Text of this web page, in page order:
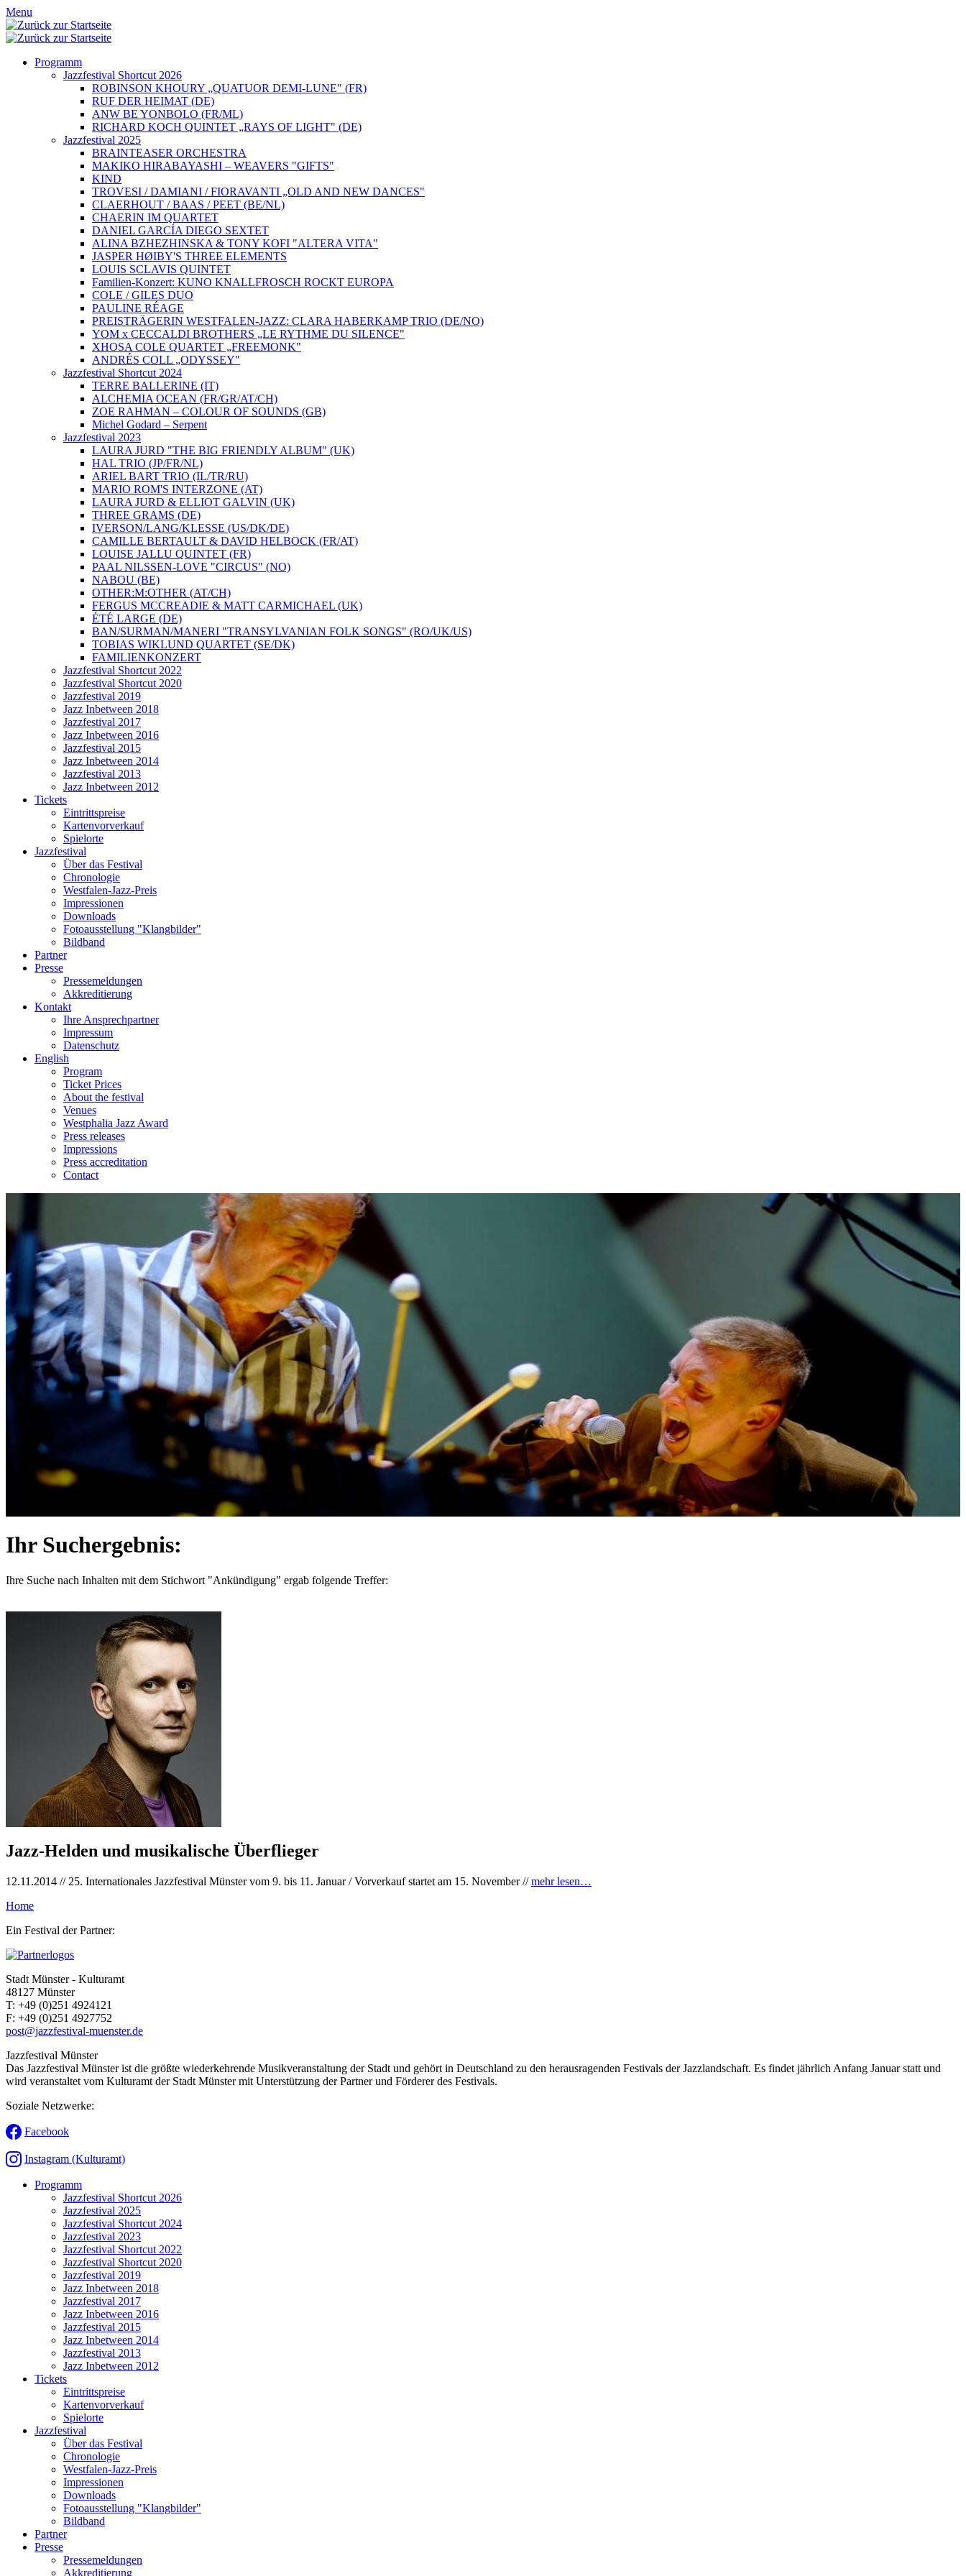
Menu
Programm
Jazzfestival Shortcut 2026
ROBINSON KHOURY „QUATUOR DEMI-LUNE" (FR)
RUF DER HEIMAT (DE)
ANW BE YONBOLO (FR/ML)
RICHARD KOCH QUINTET „RAYS OF LIGHT" (DE)
Jazzfestival 2025
BRAINTEASER ORCHESTRA
MAKIKO HIRABAYASHI – WEAVERS "GIFTS"
KIND
TROVESI / DAMIANI / FIORAVANTI „OLD AND NEW DANCES"
CLAERHOUT / BAAS / PEET (BE/NL)
CHAERIN IM QUARTET
DANIEL GARCÍA DIEGO SEXTET
ALINA BZHEZHINSKA & TONY KOFI "ALTERA VITA"
JASPER HØIBY'S THREE ELEMENTS
LOUIS SCLAVIS QUINTET
Familien-Konzert: KUNO KNALLFROSCH ROCKT EUROPA
COLE / GILES DUO
PAULINE RÉAGE
PREISTRÄGERIN WESTFALEN-JAZZ: CLARA HABERKAMP TRIO (DE/NO)
YOM x CECCALDI BROTHERS „LE RYTHME DU SILENCE"
XHOSA COLE QUARTET „FREEMONK"
ANDRÉS COLL „ODYSSEY"
Jazzfestival Shortcut 2024
TERRE BALLERINE (IT)
ALCHEMIA OCEAN (FR/GR/AT/CH)
ZOE RAHMAN – COLOUR OF SOUNDS (GB)
Michel Godard – Serpent
Jazzfestival 2023
LAURA JURD "THE BIG FRIENDLY ALBUM" (UK)
HAL TRIO (JP/FR/NL)
ARIEL BART TRIO (IL/TR/RU)
MARIO ROM'S INTERZONE (AT)
LAURA JURD & ELLIOT GALVIN (UK)
THREE GRAMS (DE)
IVERSON/LANG/KLESSE (US/DK/DE)
CAMILLE BERTAULT & DAVID HELBOCK (FR/AT)
LOUISE JALLU QUINTET (FR)
PAAL NILSSEN-LOVE "CIRCUS" (NO)
NABOU (BE)
OTHER:M:OTHER (AT/CH)
FERGUS MCCREADIE & MATT CARMICHAEL (UK)
ÉTÉ LARGE (DE)
BAN/SURMAN/MANERI "TRANSYLVANIAN FOLK SONGS" (RO/UK/US)
TOBIAS WIKLUND QUARTET (SE/DK)
FAMILIENKONZERT
Jazzfestival Shortcut 2022
Jazzfestival Shortcut 2020
Jazzfestival 2019
Jazz Inbetween 2018
Jazzfestival 2017
Jazz Inbetween 2016
Jazzfestival 2015
Jazz Inbetween 2014
Jazzfestival 2013
Jazz Inbetween 2012
Tickets
Eintrittspreise
Kartenvorverkauf
Spielorte
Jazzfestival
Über das Festival
Chronologie
Westfalen-Jazz-Preis
Impressionen
Downloads
Fotoausstellung "Klangbilder"
Bildband
Partner
Presse
Pressemeldungen
Akkreditierung
Kontakt
Ihre Ansprechpartner
Impressum
Datenschutz
English
Program
Ticket Prices
About the festival
Venues
Westphalia Jazz Award
Press releases
Impressions
Press accreditation
Contact
Ihr Suchergebnis:
Ihre Suche nach Inhalten mit dem Stichwort "Ankündigung" ergab folgende Treffer:
Jazz-Helden und musikalische Überflieger
12.11.2014 // 25. Internationales Jazzfestival Münster vom 9. bis 11. Januar / Vorverkauf startet am 15. November //mehr lesen…
Home
Ein Festival der Partner:
Stadt Münster - Kulturamt
48127 Münster
T: +49 (0)251 4924121
F: +49 (0)251 4927752
post@jazzfestival-muenster.de
Jazzfestival Münster
Das Jazzfestival Münster ist die größte wiederkehrende Musikveranstaltung der Stadt und gehört in Deutschland zu den herausragenden Festivals der Jazzlandschaft. Es findet jährlich Anfang Januar statt und
wird veranstaltet vom Kulturamt der Stadt Münster mit Unterstützung der Partner und Förderer des Festivals.
Soziale Netzwerke:
Facebook
Instagram (Kulturamt)
Programm
Jazzfestival Shortcut 2026
Jazzfestival 2025
Jazzfestival Shortcut 2024
Jazzfestival 2023
Jazzfestival Shortcut 2022
Jazzfestival Shortcut 2020
Jazzfestival 2019
Jazz Inbetween 2018
Jazzfestival 2017
Jazz Inbetween 2016
Jazzfestival 2015
Jazz Inbetween 2014
Jazzfestival 2013
Jazz Inbetween 2012
Tickets
Eintrittspreise
Kartenvorverkauf
Spielorte
Jazzfestival
Über das Festival
Chronologie
Westfalen-Jazz-Preis
Impressionen
Downloads
Fotoausstellung "Klangbilder"
Bildband
Partner
Presse
Pressemeldungen
Akkreditierung